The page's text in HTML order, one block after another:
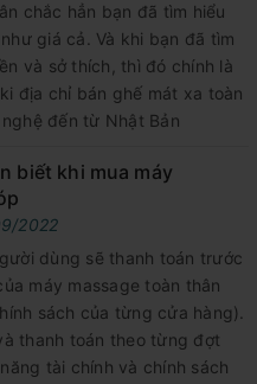
chắc hẳn bạn đã tìm hiểu
giá cả. Và khi bạn đã tìm
và sở thích, thì đó chính là
địa chỉ bán ghế mát xa toàn
đến từ Nhật Bản
biết khi mua máy
2022
dùng sẽ thanh toán trước
máy massage toàn thân
sách của từng cửa hàng).
thanh toán theo từng đợt
tài chính và chính sách